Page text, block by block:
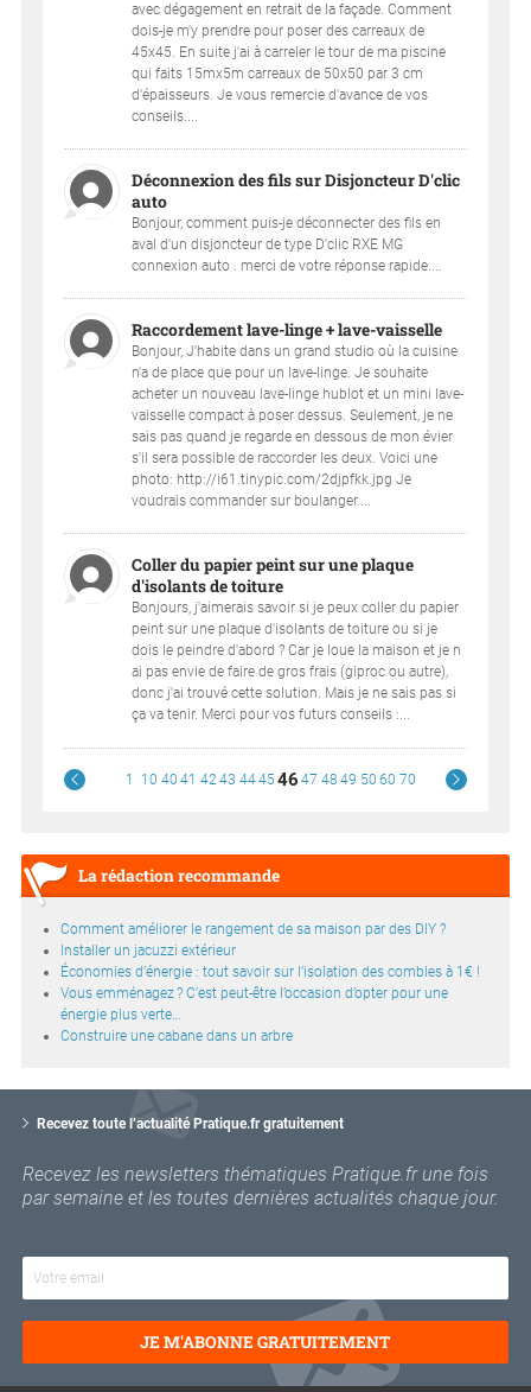
avec dégagement en retrait de la façade. Comment
dois-je m'y prendre pour poser des carreaux de
45x45. En suite j'ai à carreler le tour de ma piscine
qui faits 15mx5m carreaux de 50x50 par 3 cm
d'épaisseurs. Je vous remercie d'avance de vos
conseils....
Déconnexion des fils sur Disjoncteur D'clic
auto
Bonjour, comment puis-je déconnecter des fils en
aval d'un disjoncteur de type D'clic RXE MG
connexion auto . merci de votre réponse rapide....
Raccordement lave-linge + lave-vaisselle
Bonjour, J'habite dans un grand studio où la cuisine
n'a de place que pour un lave-linge. Je souhaite
acheter un nouveau lave-linge hublot et un mini lave-
vaisselle compact à poser dessus. Seulement, je ne
sais pas quand je regarde en dessous de mon évier
s'il sera possible de raccorder les deux. Voici une
photo: http://i61.tinypic.com/2djpfkk.jpg Je
voudrais commander sur boulanger....
Coller du papier peint sur une plaque
d'isolants de toiture
Bonjours, j'aimerais savoir si je peux coller du papier
peint sur une plaque d'isolants de toiture ou si je
dois le peindre d'abord ? Car je loue la maison et je n
ai pas envie de faire de gros frais (giproc ou autre),
donc j'ai trouvé cette solution. Mais je ne sais pas si
ça va tenir. Merci pour vos futurs conseils :...
1 10 40 41 42 43 4445 46 47 48 49 50 60 70
La rédaction recommande
Comment améliorer le rangement de sa maison par des DIY ?
Installer un jacuzzi extérieur
Économies d’énergie : tout savoir sur l’isolation des combles à 1€ !
Vous emménagez ? C’est peut-être l’occasion d’opter pour une
énergie plus verte…
Construire une cabane dans un arbre
Recevez toute l’actualité Pratique.fr gratuitement
Recevez les newsletters thématiques Pratique.fr une fois
par semaine et les toutes dernières actualités chaque jour.
o
r
e
e
JE M'ABONNE GRATUITEMENT